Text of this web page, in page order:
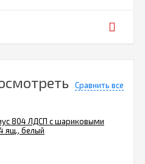
Сравнить все
804 ЛДСП с шариковыми
ящ., белый